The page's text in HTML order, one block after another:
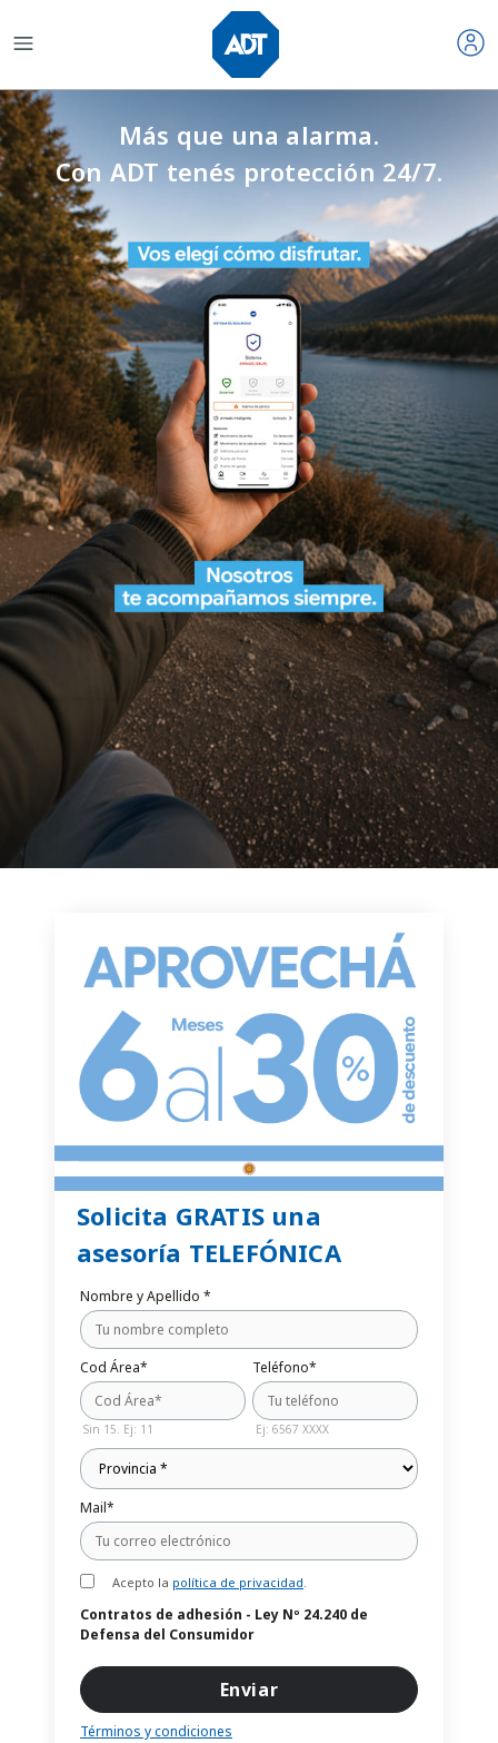
Más que una alarma.
Con ADT tenés protección 24/7.
Solicita GRATIS una
asesoría TELEFÓNICA
Nombre y Apellido *
Cod Área*
Sin 15. Ej: 11
Teléfono*
Ej: 6567 XXXX
Mail*
Acepto la política de privacidad.
Contratos de adhesión - Ley Nº 24.240 de
Defensa del Consumidor
Términos y condiciones